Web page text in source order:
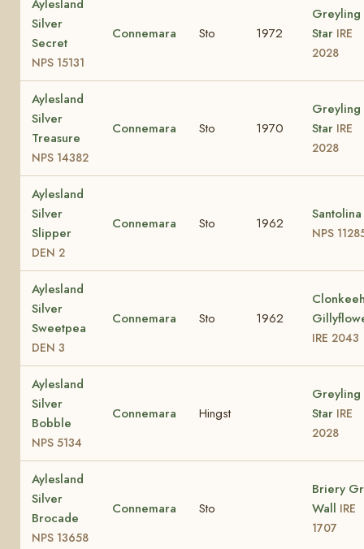
Aylesland
Silver
Secret
NPS 15131
Connemara Sto 1972
Greyling
Star IRE
2028
Aylesland
Silver
Treasure
NPS 14382
Connemara Sto 1970
Greyling
Star IRE
2028
Aylesland
Silver
Slipper
DEN 2
Connemara Sto 1962
Santolina
NPS
Aylesland
Silver
Sweetpea
DEN 3
Connemara Sto 1962
IRE 2043
Aylesland
Silver
Bobble
NPS 5134
Connemara Hingst
Greyling
Star IRE
2028
Aylesland
Silver
Brocade
NPS 13658
Connemara Sto
Briery
Wall IRE
1707